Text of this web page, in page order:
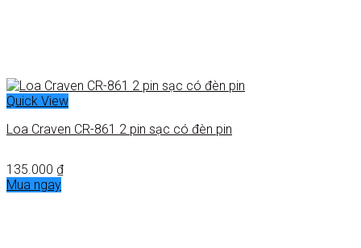
Quick View
Loa Craven CR-861 2 pin sạc có đèn pin
135.000 ₫
Mua ngay